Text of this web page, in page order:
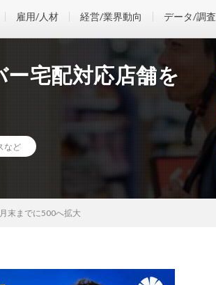
雇用/人材 経営/業界動向 データ/調査
ー宅配対応店舗を
など
末までに500へ拡大